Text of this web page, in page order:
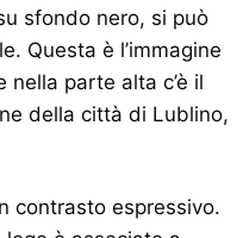
sfondo nero, si può
Questa è l’immagine
parte alta c’è il
della città di Lublino,
contrasto espressivo.